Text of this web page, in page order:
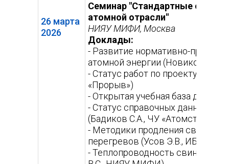
26 марта
2026
Семинар "Стандартные
атомной отрасли"
НИЯУ МИФИ, Москва
Доклады:
- Развитие нормативно-
атомной энергии (Новиков Г.Е.,
- Статус работ по проекту
«Прорыв»)
- Открытая учебная база
- Статус справочных данных по
(Бадиков С.А., ЧУ
- Методики продления свойств
перегревов (Усов Э.В., ИБРАЭ
- Теплопроводность свинца с